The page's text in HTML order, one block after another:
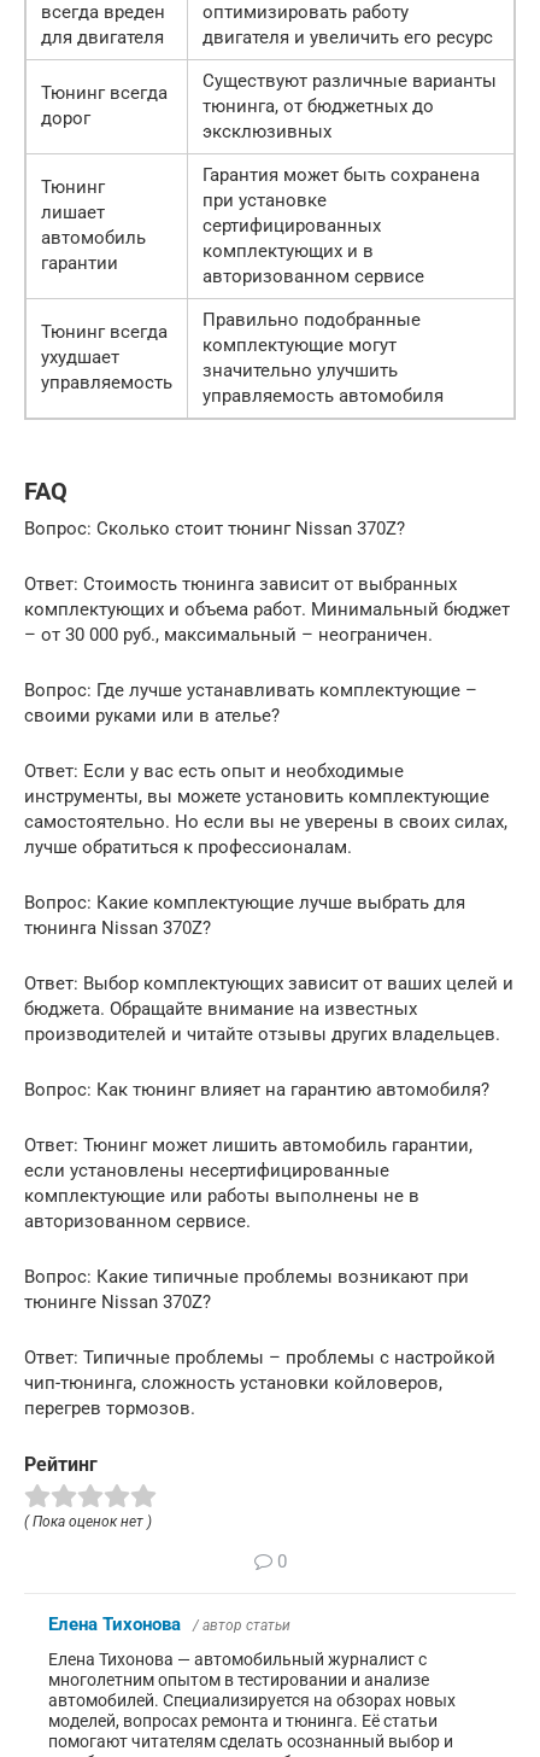
всегда вреден
для двигателя
оптимизировать работу
двигателя и увеличить его ресурс
Тюнинг всегда
дорог
Существуют различные варианты
тюнинга, от бюджетных до
эксклюзивных
Тюнинг
лишает
автомобиль
гарантии
Гарантия может быть сохранена
при установке
сертифицированных
комплектующих и в
авторизованном сервисе
Тюнинг всегда
ухудшает
управляемость
Правильно подобранные
комплектующие могут
значительно улучшить
управляемость автомобиля
FAQ
Вопрос: Сколько стоит тюнинг Nissan 370Z?
Ответ: Стоимость тюнинга зависит от выбранных
комплектующих и объема работ. Минимальный бюджет
– от 30 000 руб., максимальный – неограничен.
Вопрос: Где лучше устанавливать комплектующие –
своими руками или в ателье?
Ответ: Если у вас есть опыт и необходимые
инструменты, вы можете установить комплектующие
самостоятельно. Но если вы не уверены в своих силах,
лучше обратиться к профессионалам.
Вопрос: Какие комплектующие лучше выбрать для
тюнинга Nissan 370Z?
Ответ: Выбор комплектующих зависит от ваших целей и
бюджета. Обращайте внимание на известных
производителей и читайте отзывы других владельцев.
Вопрос: Как тюнинг влияет на гарантию автомобиля?
Ответ: Тюнинг может лишить автомобиль гарантии,
если установлены несертифицированные
комплектующие или работы выполнены не в
авторизованном сервисе.
Вопрос: Какие типичные проблемы возникают при
тюнинге Nissan 370Z?
Ответ: Типичные проблемы – проблемы с настройкой
чип-тюнинга, сложность установки койловеров,
перегрев тормозов.
Рейтинг
( Пока оценок нет )
0
Елена Тихонова / автор статьи
Елена Тихонова — автомобильный журналист с
многолетним опытом в тестировании и анализе
автомобилей. Специализируется на обзорах новых
моделей, вопросах ремонта и тюнинга. Её статьи
помогают читателям сделать осознанный выбор и